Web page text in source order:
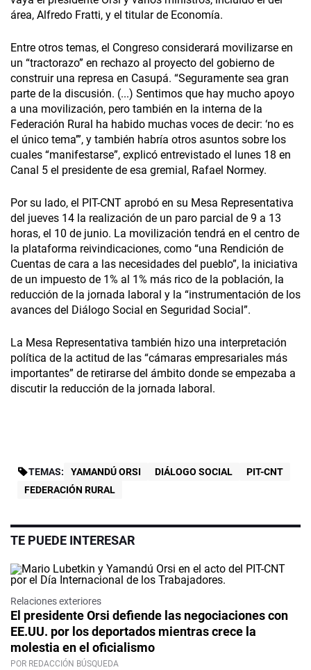
área, Alfredo Fratti, y el titular de Economía.
Entre otros temas, el Congreso considerará movilizarse en
un “tractorazo” en rechazo al proyecto del gobierno de
construir una represa en Casupá. “Seguramente sea gran
parte de la discusión. (...) Sentimos que hay mucho apoyo
a una movilización, pero también en la interna de la
Federación Rural ha habido muchas voces de decir: ‘no es
el único tema’”, y también habría otros asuntos sobre los
cuales “manifestarse”, explicó entrevistado el lunes 18 en
Canal 5 el presidente de esa gremial, Rafael Normey.
Por su lado, el PIT-CNT aprobó en su Mesa Representativa
del jueves 14 la realización de un paro parcial de 9 a 13
horas, el 10 de junio. La movilización tendrá en el centro de
la plataforma reivindicaciones, como “una Rendición de
Cuentas de cara a las necesidades del pueblo”, la iniciativa
de un impuesto de 1% al 1% más rico de la población, la
reducción de la jornada laboral y la “instrumentación de los
avances del Diálogo Social en Seguridad Social”.
La Mesa Representativa también hizo una interpretación
política de la actitud de las “cámaras empresariales más
importantes” de retirarse del ámbito donde se empezaba a
discutir la reducción de la jornada laboral.
TEMAS: YAMANDÚ ORSI DIÁLOGO SOCIAL
PIT-CNT
FEDERACIÓN RURAL
TE PUEDE INTERESAR
Relaciones exteriores
El presidente Orsi defiende las negociaciones con
EE.UU. por los deportados mientras crece la
molestia en el oficialismo
POR REDACCIÓN BÚSQUEDA